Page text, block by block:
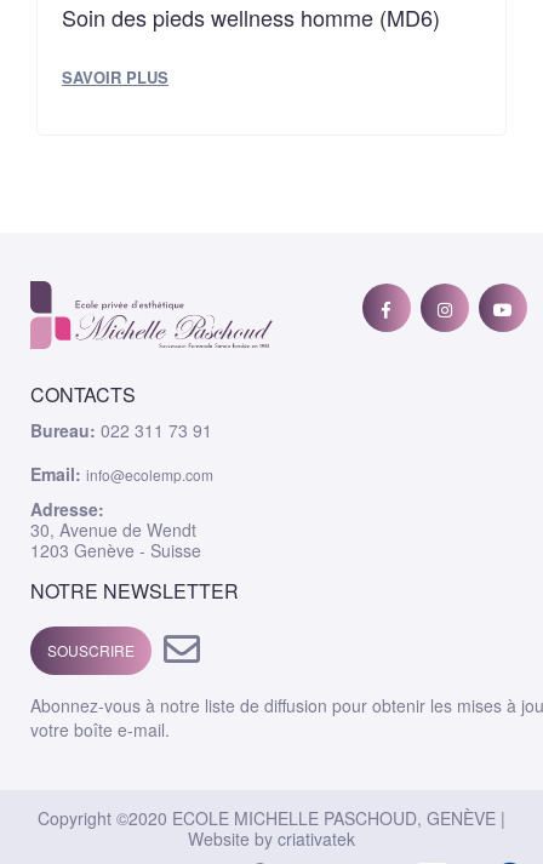
Soin des pieds wellness homme (MD6)
SAVOIR PLUS
CONTACTS
Bureau: 022 311 73 91
Email: info@ecolemp.com
Adresse:
30, Avenue de Wendt
1203 Genève - Suisse
NOTRE NEWSLETTER
SOUSCRIRE
Abonnez-vous à notre liste de diffusion pour obtenir les mises à
votre boîte e-mail.
Copyright ©2020 ECOLE MICHELLE PASCHOUD, GENÈVE |
Website by criativatek